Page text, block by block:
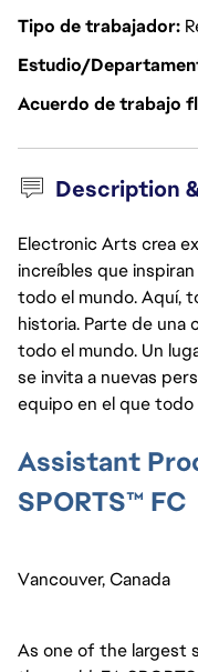
Tipo de trabajador
Estudio/
Acuerdo de trabajo
Description
Electronic Arts crea
increíbles que
todo el mundo. Aquí,
historia. Parte de una
todo el mundo. Un
se invita a nuevas
equipo en el que todo
Assistant
SPORTS™ FC
Vancouver, Canada
As one of the largest